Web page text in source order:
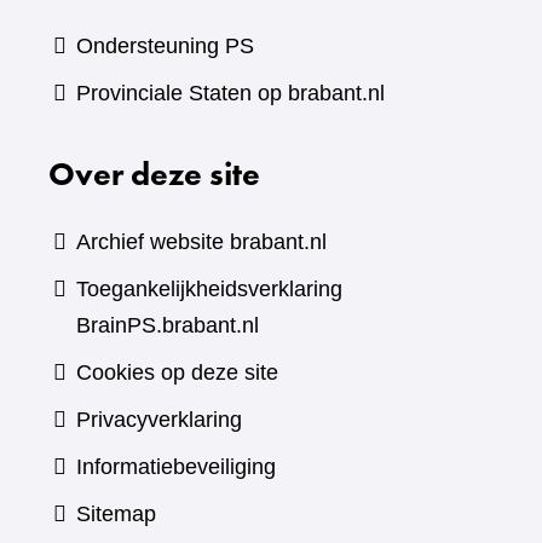
Ondersteuning PS
Provinciale Staten op brabant.nl
Over deze site
Archief website brabant.nl
Toegankelijkheidsverklaring
BrainPS.brabant.nl
Cookies op deze site
Privacyverklaring
Informatiebeveiliging
Sitemap